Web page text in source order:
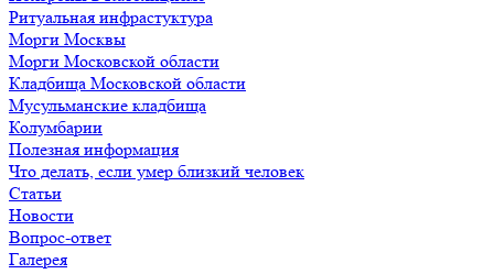
Ритуальная инфрастуктура
Морги Москвы
Морги Московской области
Кладбища Московской области
Мусульманские кладбища
Колумбарии
Полезная информация
Что делать, если умер близкий человек
Статьи
Новости
Вопрос-ответ
Галерея